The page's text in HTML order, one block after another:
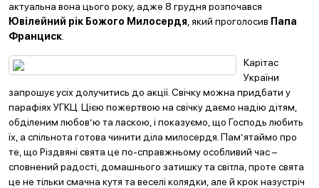
актуальна вона цього року, адже 8 грудня розпочався
Ювілейний рік Божого Милосердя , який проголосив Папа
Франциск
Карітас
України
запрошує усіх долучитись до акції. Свічку можна придбати у
парафіях УГКЦ. Цією пожертвою на свічку даємо надію дітям,
обділеним любов’ю та ласкою, і показуємо, що Господь любить
їх, а спільнота готова чинити діла милосердя. Пам’ятаймо про
те, що Різдвяні свята це по-справжньому особливий час –
сповнений радості, домашнього затишку та світла, проте свята
це не тільки смачна кутя та веселі колядки, але й крок назустріч